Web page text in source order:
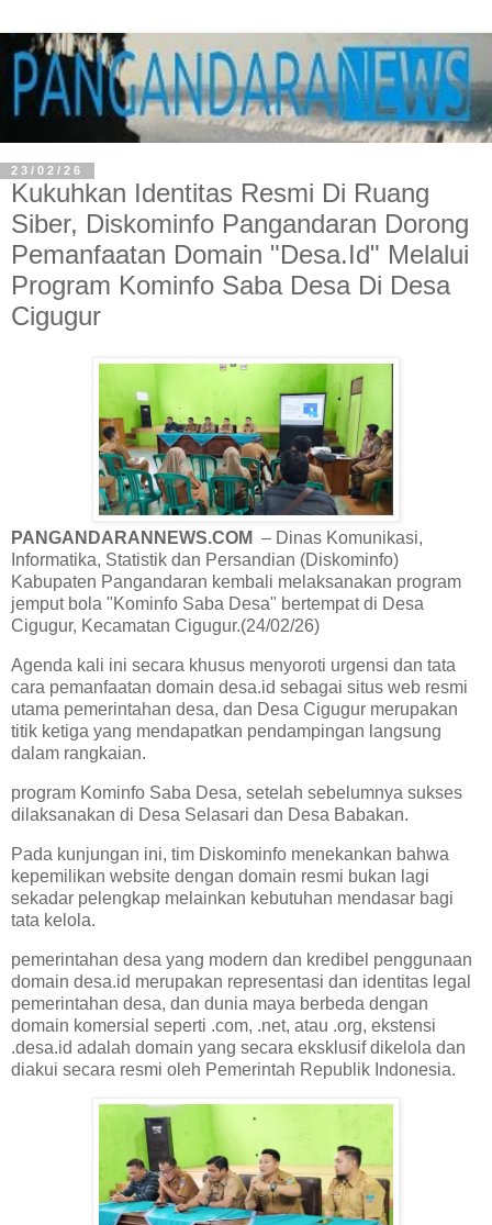
23/02/26
Kukuhkan Identitas Resmi Di Ruang
Siber, Diskominfo Pangandaran Dorong
Pemanfaatan Domain "Desa.Id" Melalui
Program Kominfo Saba Desa Di Desa
Cigugur
PANGANDARANNEWS.COM – Dinas Komunikasi,
Informatika, Statistik dan Persandian (Diskominfo)
Kabupaten Pangandaran kembali melaksanakan program
jemput bola "Kominfo Saba Desa" bertempat di Desa
Cigugur, Kecamatan Cigugur.(24/02/26)
Agenda kali ini secara khusus menyoroti urgensi dan tata
cara pemanfaatan domain desa.id sebagai situs web resmi
utama pemerintahan desa, dan Desa Cigugur merupakan
titik ketiga yang mendapatkan pendampingan langsung
dalam rangkaian.
program Kominfo Saba Desa, setelah sebelumnya sukses
dilaksanakan di Desa Selasari dan Desa Babakan.
Pada kunjungan ini, tim Diskominfo menekankan bahwa
kepemilikan website dengan domain resmi bukan lagi
sekadar pelengkap melainkan kebutuhan mendasar bagi
tata kelola.
pemerintahan desa yang modern dan kredibel penggunaan
domain desa.id merupakan representasi dan identitas legal
pemerintahan desa, dan dunia maya berbeda dengan
domain komersial seperti .com, .net, atau .org, ekstensi
.desa.id adalah domain yang secara eksklusif dikelola dan
diakui secara resmi oleh Pemerintah Republik Indonesia.